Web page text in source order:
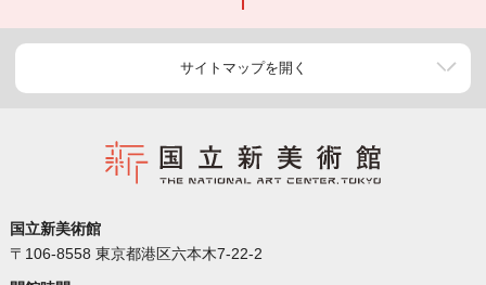
サイトマップを開く
国立新美術館
〒106-8558 東京都港区六本木7-22-2